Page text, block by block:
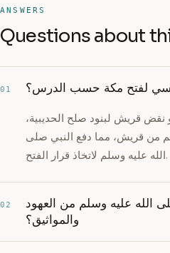
ANSWERS
Questions about
01 لفتح مكة حسب الدرس؟
قريش لبنود صلح الحديبية،
من قريش، مما دفع النبي صلى
الله عليه وسلم لاتخاذ قرار الفتح.
02
الله عليه وسلم من العهود
والمواثيق؟